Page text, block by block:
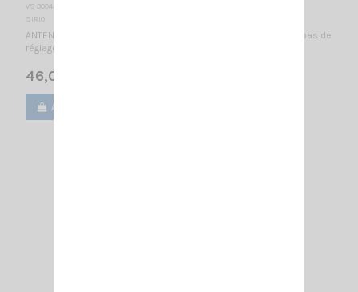
VS 000450
SIRIO
ANTENNE MOBILE 142...149 MHz / Montage PL / 1/2λ / 1060mm - pas de
réglage nécessaire -
46,00 €
Ajouter au panier